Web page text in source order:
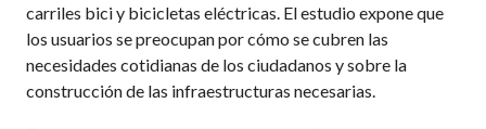
carriles bici y bicicletas eléctricas. El estudio expone que
los usuarios se preocupan por cómo se cubren las
necesidades cotidianas de los ciudadanos y sobre la
construcción de las infraestructuras necesarias.